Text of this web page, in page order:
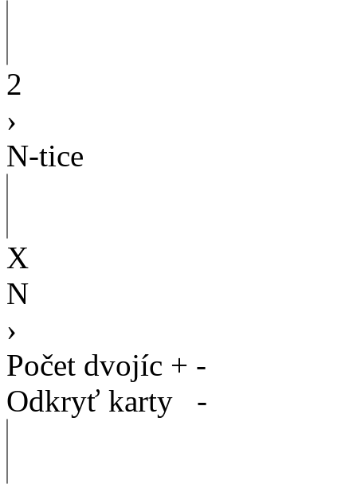
2
›
N-tice
X
N
›
Počet dvojíc + -
Odkryť karty
-